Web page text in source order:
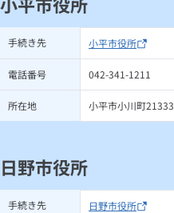
手続き先 小平市役所
電話番号 042-341-1211
所在地 小平市小川町21333
日野市役所
手続き先 日野市役所